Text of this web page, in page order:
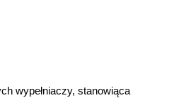
wypełniaczy, stanowiąca